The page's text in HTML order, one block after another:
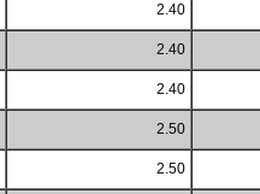
2.40
2.40
2.40
2.50
2.50